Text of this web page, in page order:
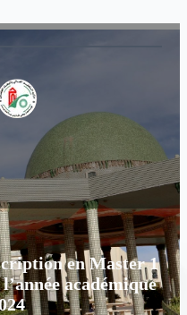
en Master 1
académique